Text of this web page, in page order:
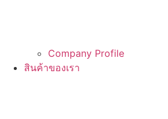
Company Profile
สินค้าของเรา